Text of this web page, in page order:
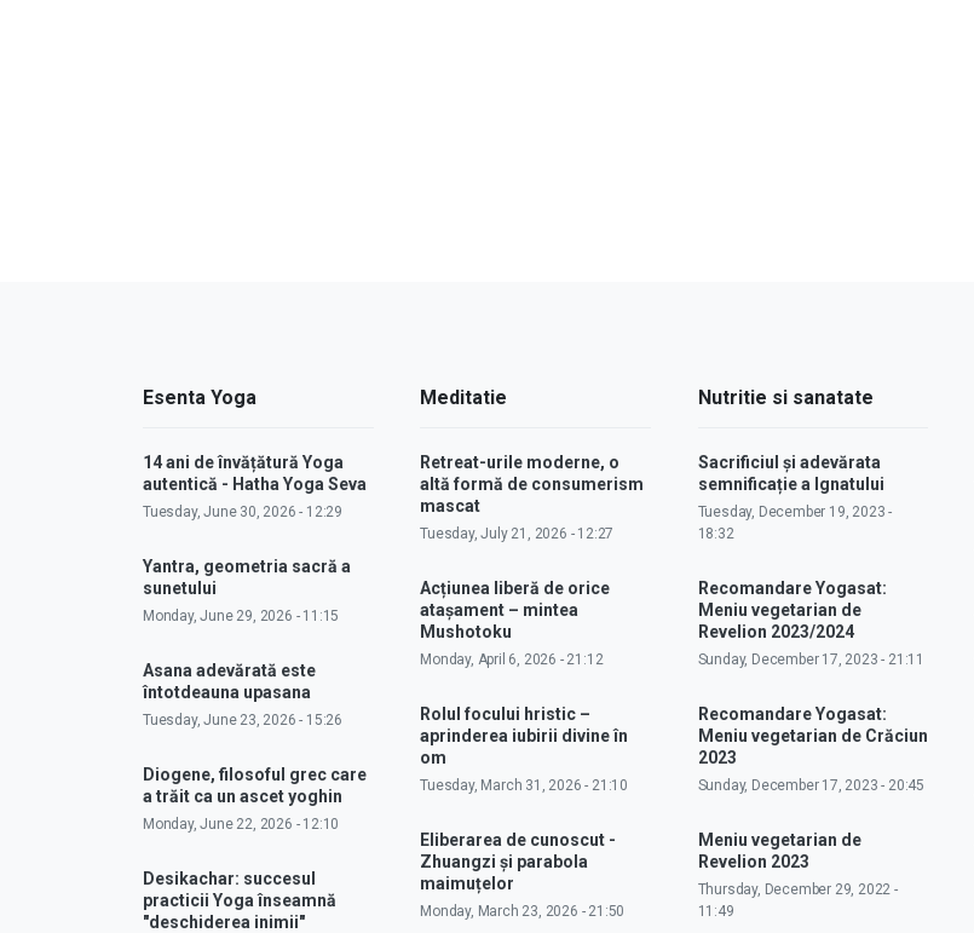
Esenta Yoga
14 ani de învățătură Yoga
autentică - Hatha Yoga Seva
Tuesday, June 30, 2026 - 12:29
Yantra, geometria sacră a
sunetului
Monday, June 29, 2026 - 11:15
Asana adevărată este
întotdeauna upasana
Tuesday, June 23, 2026 - 15:26
Diogene, filosoful grec care
a trăit ca un ascet yoghin
Monday, June 22, 2026 - 12:10
Desikachar: succesul
practicii Yoga înseamnă
"deschiderea inimii"
Meditatie
Retreat-urile moderne, o
altă formă de consumerism
mascat
Tuesday, July 21, 2026 - 12:27
Acțiunea liberă de orice
atașament – mintea
Mushotoku
Monday, April 6, 2026 - 21:12
Rolul focului hristic –
aprinderea iubirii divine în
om
Tuesday, March 31, 2026 - 21:10
Eliberarea de cunoscut -
Zhuangzi și parabola
maimuțelor
Monday, March 23, 2026 - 21:50
Nutritie si sanatate
Sacrificiul și adevărata
semnificație a Ignatului
Tuesday, December 19, 2023 -
18:32
Recomandare Yogasat:
Meniu vegetarian de
Revelion 2023/2024
Sunday, December 17, 2023 - 21:11
Recomandare Yogasat:
Meniu vegetarian de Crăciun
2023
Sunday, December 17, 2023 - 20:45
Meniu vegetarian de
Revelion 2023
Thursday, December 29, 2022 -
11:49